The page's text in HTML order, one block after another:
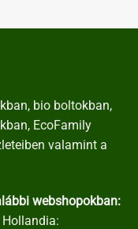
bio boltokban,
EcoFamily
valamint a
webshopokban: